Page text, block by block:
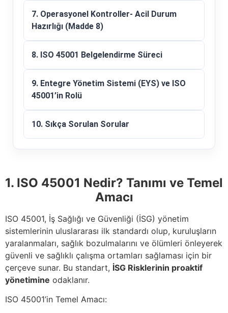
7. Operasyonel Kontroller- Acil Durum
Hazırlığı (Madde 8)
8. ISO 45001 Belgelendirme Süreci
9. Entegre Yönetim Sistemi (EYS) ve ISO
45001’in Rolü
10. Sıkça Sorulan Sorular
1. ISO 45001 Nedir? Tanımı ve Temel
Amacı
ISO 45001, İş Sağlığı ve Güvenliği (İSG) yönetim
sistemlerinin uluslararası ilk standardı olup, kuruluşların
yaralanmaları, sağlık bozulmalarını ve ölümleri önleyerek
güvenli ve sağlıklı çalışma ortamları sağlaması için bir
çerçeve sunar. Bu standart, İSG Risklerinin proaktif
yönetimine odaklanır.
ISO 45001’in Temel Amacı: